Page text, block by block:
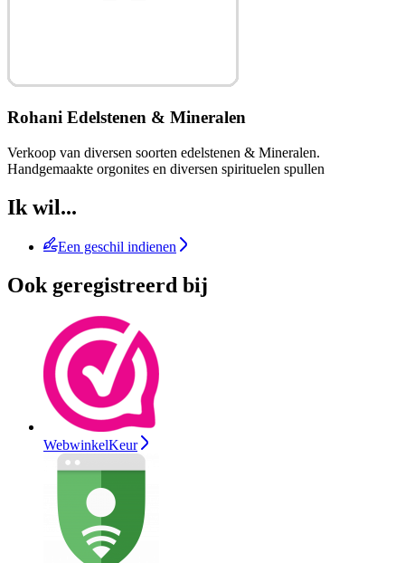
Rohani Edelstenen & Mineralen
Verkoop van diversen soorten edelstenen & Mineralen.
Handgemaakte orgonites en diversen spirituelen spullen
Ik wil...
Een geschil indienen
Ook geregistreerd bij
WebwinkelKeur